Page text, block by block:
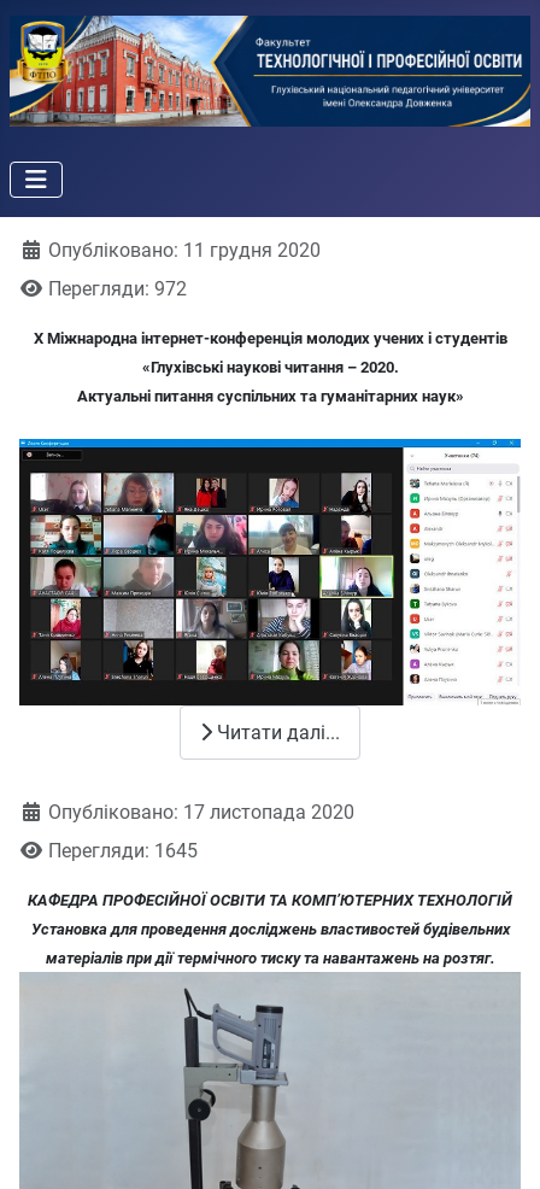
ДеталіОпубліковано: 11 грудня 2020
Перегляди: 972
Х Міжнародна інтернет-конференція молодих учених і студентів
«Глухівські наукові читання – 2020.
Актуальні питання суспільних та гуманітарних наук»
Читати далі...
ДеталіОпубліковано: 17 листопада 2020
Перегляди: 1645
КАФЕДРА ПРОФЕСІЙНОЇ ОСВІТИ ТА КОМП’ЮТЕРНИХ ТЕХНОЛОГІЙ
Установка для проведення досліджень властивостей будівельних
матеріалів при дії термічного тиску та навантажень на розтяг.